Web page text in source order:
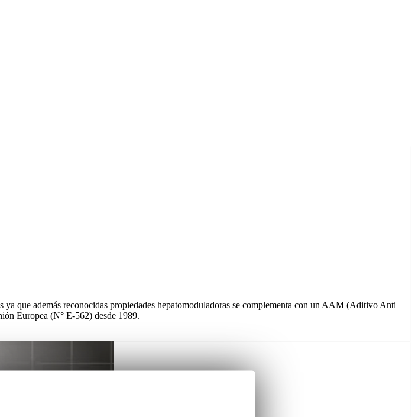
que además reconocidas propiedades hepatomoduladoras se complementa con un AAM (Aditivo Anti
Europea (N° E-562) desde 1989.